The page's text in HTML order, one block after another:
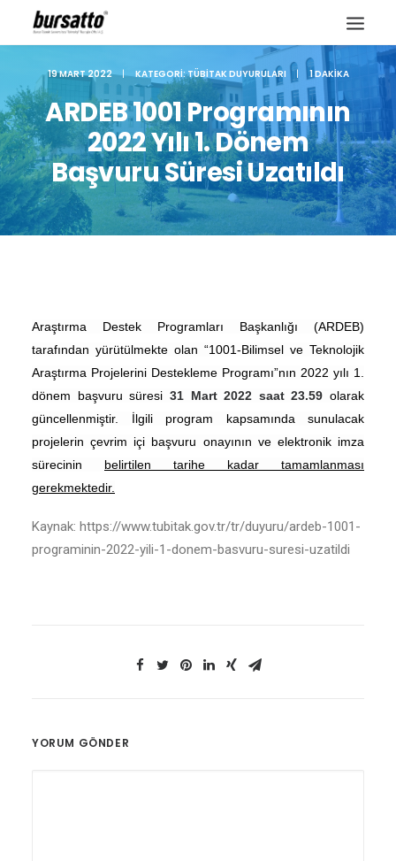
Site içi arama
19 MART 2022 | KATEGORI:TÜBITAK DUYURULARI | 1 DAKIKA
ARDEB 1001 Programının
2022 Yılı 1. Dönem
Başvuru Süresi Uzatıldı
Araştırma Destek Programları Başkanlığı (ARDEB)
tarafından yürütülmekte olan “1001-Bilimsel ve Teknolojik
Araştırma Projelerini Destekleme Programı”nın 2022 yılı 1.
dönem başvuru süresi 31 Mart 2022 saat 23.59 olarak
güncellenmiştir.
İlgili program kapsamında sunulacak
projelerin çevrim içi başvuru onayının ve elektronik imza
sürecinin belirtilen tarihe kadar tamamlanması
gerekmektedir.
Kaynak: https://www.tubitak.gov.tr/tr/duyuru/ardeb-1001-
programinin-2022-yili-1-donem-basvuru-suresi-uzatildi
YORUM GÖNDER